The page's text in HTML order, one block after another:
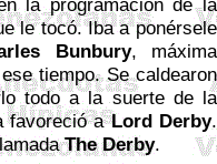
la programación de la
le tocó. Iba a ponérsele
Bunbury, máxima
tiempo. Se caldearon
todo a la suerte de la
favoreció aLord Derby.
TheDerby.